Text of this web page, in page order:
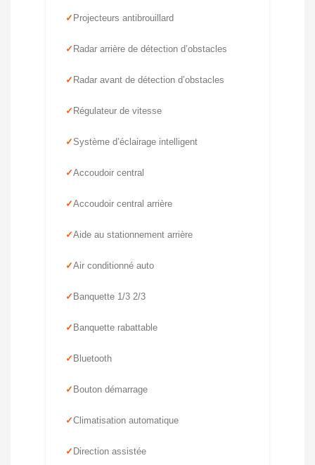
Projecteurs antibrouillard
Radar arrière de détection d’obstacles
Radar avant de détection d’obstacles
Régulateur de vitesse
Système d’éclairage intelligent
Accoudoir central
Accoudoir central arrière
Aide au stationnement arrière
Air conditionné auto
Banquette 1/3 2/3
Banquette rabattable
Bluetooth
Bouton démarrage
Climatisation automatique
Direction assistée